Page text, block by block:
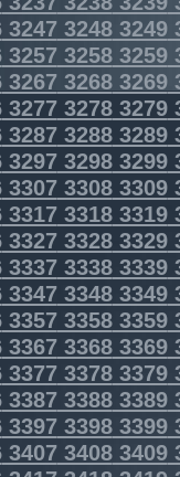
3247 32483249
3257 32583259
3267 32683269
327732783279
328732883289
329732983299
330733083309
331733183319
332733283329
333733383339
334733483349
335733583359
336733683369
337733783379
338733883389
339733983399
340734083409